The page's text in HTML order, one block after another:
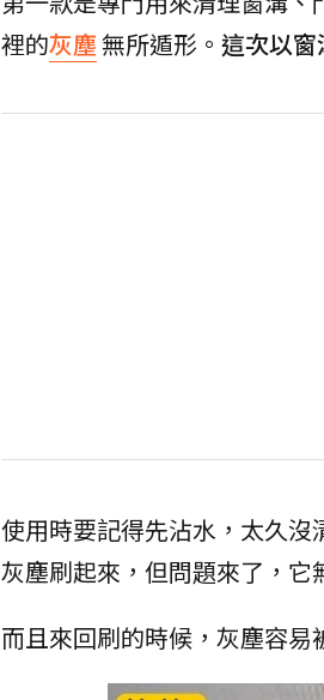
裡的灰塵 無所遁形。 這次以
使用時要記得先沾水，太久
灰塵刷起來，但問題來了，它
而且來回刷的時候，灰塵容易